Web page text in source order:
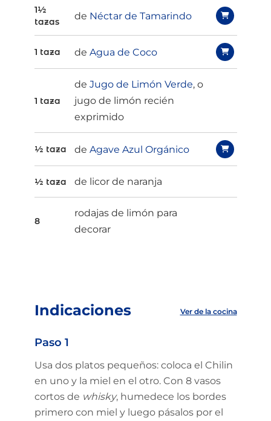
1½
tazas
de Néctar de Tamarindo
1 taza de Agua de Coco
1 taza
de Jugo de Limón Verde, o
jugo de limón recién
exprimido
½ taza de Agave Azul Orgánico
½ taza de licor de naranja
8
rodajas de limón para
decorar
Indicaciones Ver de la cocina
Paso 1
Usa dos platos pequeños: coloca el Chilin
en uno y la miel en el otro. Con 8 vasos
cortos de whisky, humedece los bordes
primero con miel y luego pásalos por el